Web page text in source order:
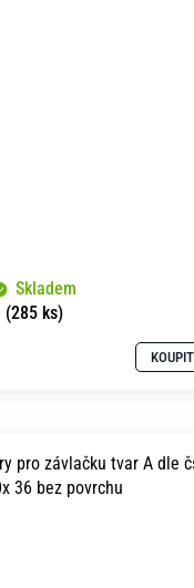
Skladem
(285 ks)
KOUPIT
pro závlačku tvar A dle
2111 10x 36 bez povrchu